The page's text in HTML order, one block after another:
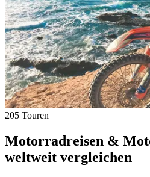
205 Touren
Motorradreisen &
weltweit vergleichen